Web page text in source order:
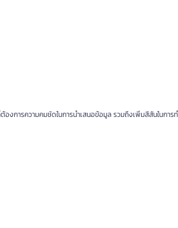
งการความคมชัดในการนำเสนอข้อมูล รวมถึงเพิ่มสีสันในการท